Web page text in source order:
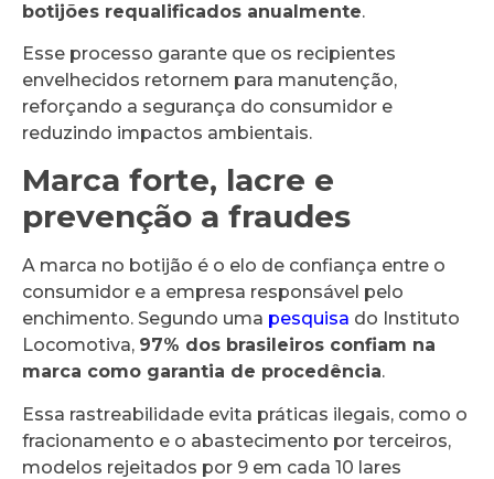
botijões requalificados anualmente.
Esse processo garante que os recipientes
envelhecidos retornem para manutenção,
reforçando a segurança do consumidor e
reduzindo impactos ambientais.
Marca forte, lacre e
prevenção a fraudes
A marca no botijão é o elo de confiança entre o
consumidor e a empresa responsável pelo
enchimento. Segundo uma pesquisa do Instituto
Locomotiva, 97% dos brasileiros confiam na
marca como garantia de procedência.
Essa rastreabilidade evita práticas ilegais, como o
fracionamento e o abastecimento por terceiros,
modelos rejeitados por 9 em cada 10 lares